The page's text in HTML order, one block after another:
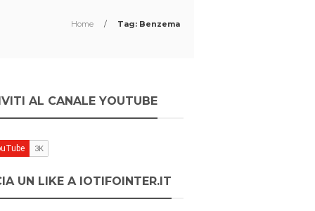
Home / Tag: Benzema
AL CANALE YOUTUBE
UN LIKE A IOTIFOINTER.IT